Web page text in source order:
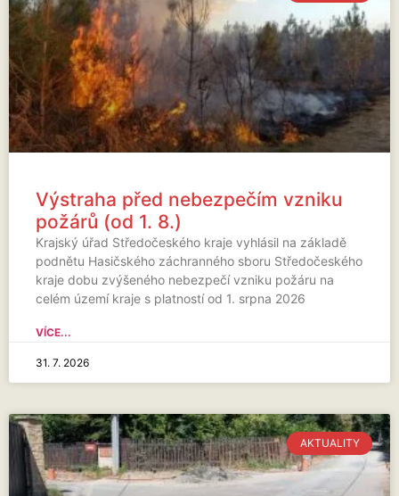
Výstraha před nebezpečím vzniku
požárů (od 1. 8.)
Krajský úřad Středočeského kraje vyhlásil na základě
podnětu Hasičského záchranného sboru Středočeského
kraje dobu zvýšeného nebezpečí vzniku požáru na
celém území kraje s platností od 1. srpna 2026
VÍCE...
31. 7. 2026
AKTUALITY